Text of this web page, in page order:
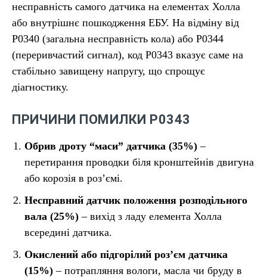
несправність самого датчика на елементах Холла
або внутрішнє пошкодження ЕБУ. На відміну від
P0340 (загальна несправність кола) або P0344
(переривчастий сигнал), код P0343 вказує саме на
стабільно завищену напругу, що спрощує
діагностику.
ПРИЧИНИ ПОМИЛКИ P0343
Обрив дроту “маси” датчика (35%) –
перетирання проводки біля кронштейнів двигуна
або корозія в роз’ємі.
Несправний датчик положення розподільного
вала (25%) – вихід з ладу елемента Холла
всередині датчика.
Окислений або підгорілий роз’єм датчика
(15%) – потрапляння вологи, масла чи бруду в